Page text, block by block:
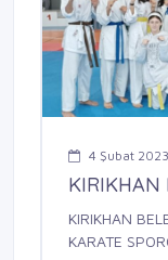
4 Şubat
KIRIKHAN
KIRIKHAN
KARATE